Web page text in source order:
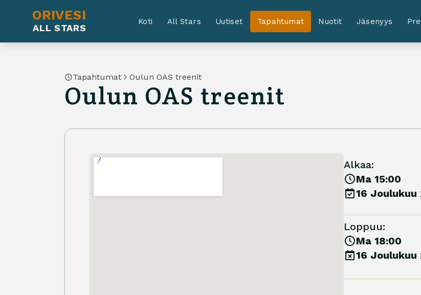
ORIVESI
ALL STARS
Koti All Stars Uutiset Tapahtumat Nuotit Jäsenyys
Tapahtumat Oulun OAS treenit
Oulun OAS treenit
Alkaa:
Ma 15:00
16 Joulukuu
Loppuu:
Ma 18:00
16 Joulukuu